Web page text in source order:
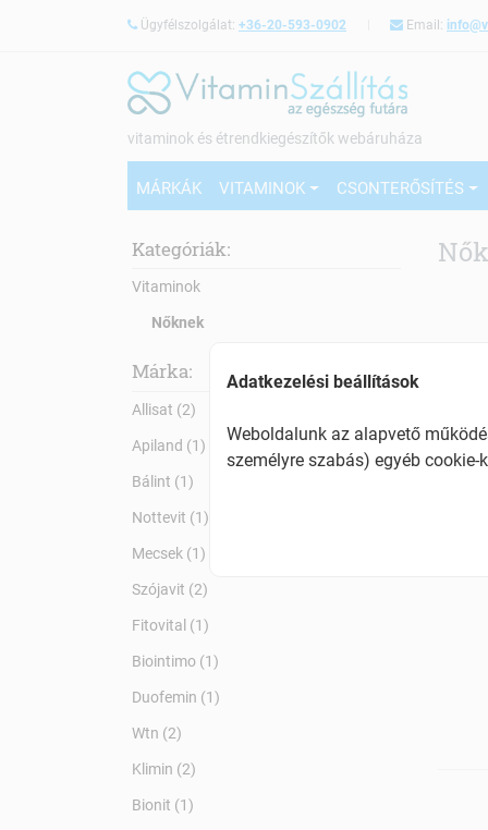
Ügyfélszolgálat: +36-20-593-0902 Email:
vitaminok és étrendkiegészítők webáruháza
MÁRKÁK VITAMINOK CSONTERŐSÍTÉS
Kategóriák:
Vitaminok
Nőknek
Márka:
Allisat (2)
Apiland (1)
Bálint (1)
Nottevit (1)
Mecsek (1)
Szójavit (2)
Fitovital (1)
Biointimo (1)
Duofemin (1)
Wtn (2)
Klimin (2)
Bionit (1)
Adatkezelési beállítások
Weboldalunk az alapvető
személyre szabás) egyéb